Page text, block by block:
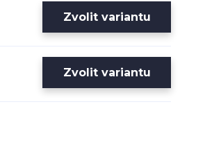
Zvolit variantu
Zvolit variantu